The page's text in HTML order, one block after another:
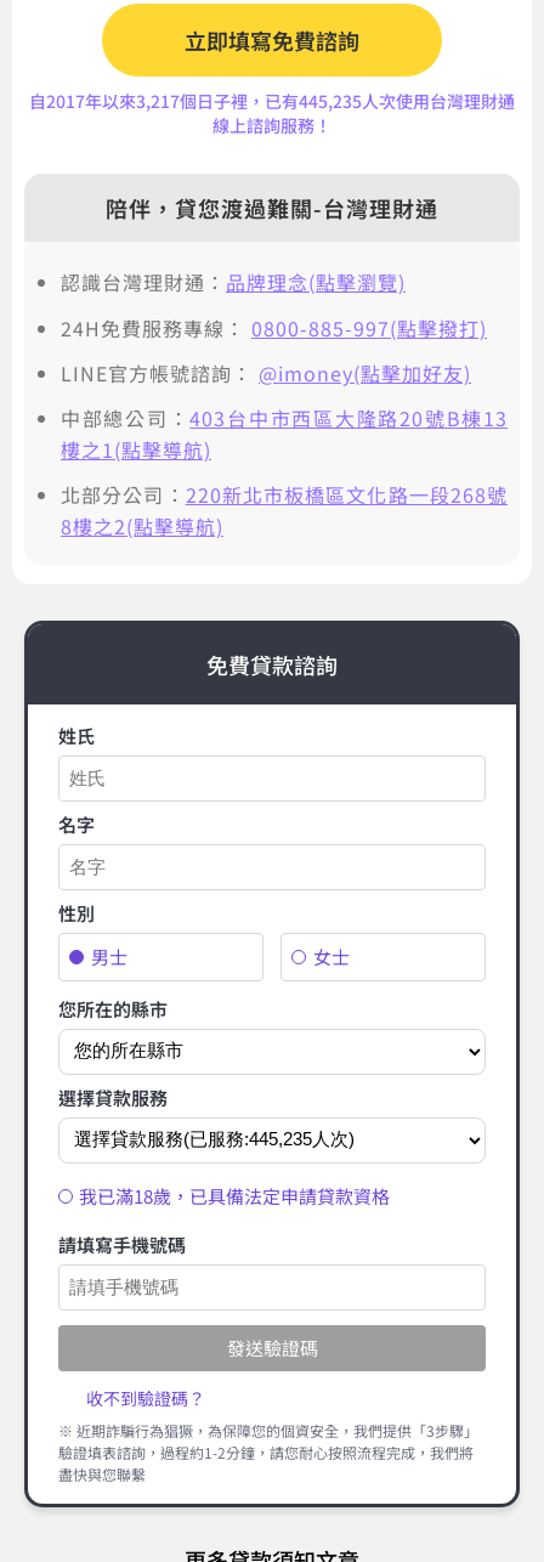
立即填寫免費諮詢
自2017年以來3,217個日子裡，已有445,235人次使用台灣理財通
線上諮詢服務！
陪伴，貸您渡過難關-台灣理財通
認識台灣理財通： 品牌理念(點擊瀏覽)
24H免費服務專線： 0800-885-997(點擊撥打)
LINE官方帳號諮詢： @imoney(點擊加好友)
中部總公司：403台中市西區大隆路20號B棟13
樓之1(點擊導航)
北部分公司： 220新北市板橋區文化路一段268號
8樓之2(點擊導航)
免費貸款諮詢
姓氏
名字
性別
男士
女士
您所在的縣市
選擇貸款服務
我已滿18歲，已具備法定申請貸款資格
請填寫手機號碼
發送驗證碼
收不到驗證碼？
※ 近期詐騙行為猖獗，為保障您的個資安全，我們提供「3步驟」
驗證填表諮詢，過程約1-2分鐘，請您耐心按照流程完成，我們將
盡快與您聯繫